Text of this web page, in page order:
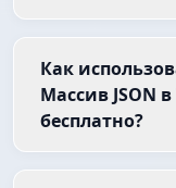
Как
Массив JSON
бесплатно?